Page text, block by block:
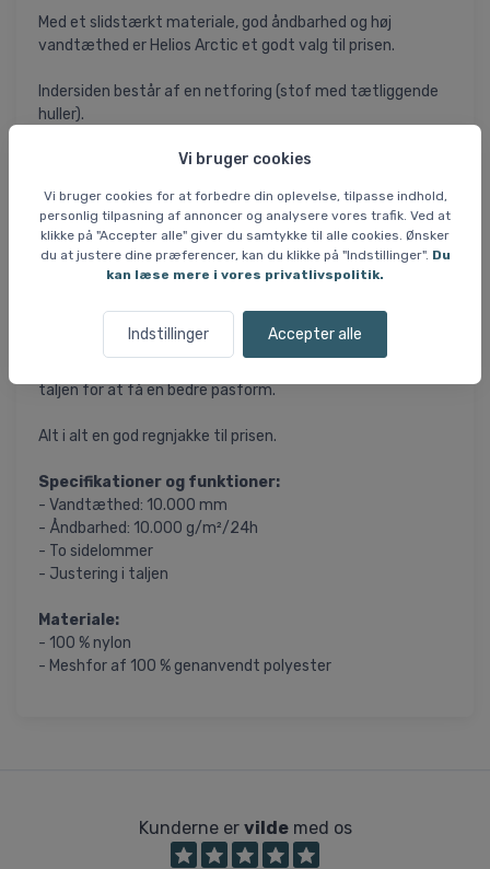
Vi bruger cookies
Vi bruger cookies for at forbedre din oplevelse, tilpasse indhold,
personlig tilpasning af annoncer og analysere vores trafik. Ved at
klikke på "Accepter alle" giver du samtykke til alle cookies. Ønsker
du at justere dine præferencer, kan du klikke på "Indstillinger". Du
kan læse mere i vores privatlivspolitik.
Indstillinger Accepter alle
Med et slidstærkt materiale, god åndbarhed og høj
vandtæthed er Helios Arctic et godt valg til prisen.
Indersiden består af en netforing (stof med tætliggende
huller).
Og det er smart. Det forbedrer ventilationen og forhindrer
Materialet i det ydre lag (nylon) gør regntøjet ekstremt
slidstærkt og sikrer, at du kan bruge det i mange år. Med en
vandtæthed på 10.000 mm kan det holde dig tør selv i
Jakken har to sidelommer, som du kan lukke med en lynlås.
taljen for at få en bedre pasform.
Alt i alt en god regnjakke til prisen.
Specifikationer og funktioner:
- Vandtæthed: 10.000 mm
- Åndbarhed: 10.000 g/m²/24h
- To sidelommer
- Justering i taljen
Materiale:
- 100 % nylon
- Meshfor af 100 % genanvendt polyester
Kunderne er vildemed os